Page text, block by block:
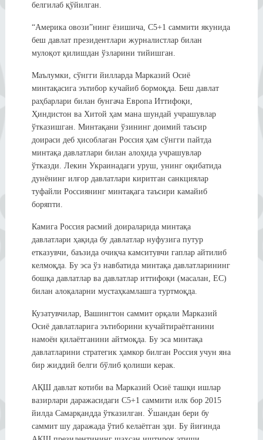
белгилаб қўйилган.
“Америка овози”нинг ёзишича, С5+1 саммити якунида
беш давлат президентлари журналистлар билан
мулоқот қилишдан ўзларини тийишган.
Маълумки, сўнгги йилларда Марказий Осиё
минтақасига эътибор кучайиб бормоқда. Беш давлат
раҳбарлари билан бунгача Европа Иттифоқи,
Ҳиндистон ва Хитой ҳам мана шундай учрашувлар
ўтказишган. Минтақани ўзининг доимий таъсир
доираси деб ҳисоблаган Россия ҳам сўнгги пайтда
минтақа давлатлари билан алоҳида учрашувлар
ўтказди. Лекин Украинадаги уруш, унинг оқибатида
дунёнинг илғор давлатлари киритган санкциялар
туфайли Россиянинг минтақага таъсири камайиб
боряпти.
Камига Россия расмий доираларида минтақа
давлатлари ҳақида бу давлатлар нуфузига путур
етказувчи, баъзида очиқча камситувчи гаплар айтилиб
келмоқда. Бу эса ўз навбатида минтақа давлатларининг
бошқа давлатлар ва давлатлар иттифоқи (масалан, ЕС)
билан алоқаларни мустаҳкамлашга туртмоқда.
Кузатувчилар, Вашингтон саммит орқали Марказий
Осиё давлатларига эътиборини кучайтираётганини
намоён қилаётганини айтмоқда. Бу эса минтақа
давлатларини стратегик ҳамкор билган Россия учун яна
бир жиддий белги бўлиб қолиши керак.
АҚШ давлат котиби ва Марказий Осиё ташқи ишлар
вазирлари даражасидаги C5+1 саммити илк бор 2015
йилда Самарқандда ўтказилган. Ўшандан бери бу
саммит шу даражада ўтиб келаётган эди. Бу йиғинда